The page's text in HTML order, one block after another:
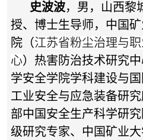
史波波，男，山西黎
授、博士生导师，中国
院（江苏省粉尘治理与
心）热害防治技术研究
学安全学院学科建设与国
工业安全与应急装备研
部中国安全生产科学研
级研究专家、中国矿业